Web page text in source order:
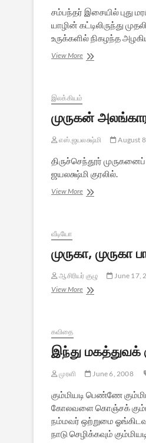
சம்பந்தர் இசையில் புது
யாழின் கட்டிலிருந்து
உருக்களில் நிகழந்த
View Moreதிருமுறை
இலக்கியம்
முருகன்
எஸ்.ஜயலக்ஷ்மி August
திருச்செந்தூர்
ஜயலக்ஷ்மி குரலில்.
View Moreமுருகன்
வீடியோ
முருகா, முருகா
ஆசிரியர் குழு June 17,
View Moreமுருகா,
கவிதை
இந்து மகத்துவக்
முரளி June 6, 2008
கும்மியடி பெண்ணே
கோலவளை கொஞ்சக்
நம்மவர் ஒற்றுமை
நாடு செழிக்கவும்